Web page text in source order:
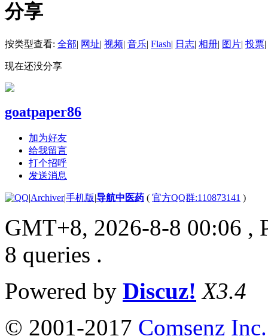
分享
按类型查看: 全部| 网址| 视频| 音乐| Flash| 日志| 相册| 图片| 投票|
现在还没分享
goatpaper86
加为好友
给我留言
打个招呼
发送消息
|Archiver|手机版|导航中医药 ( 官方QQ群:110873141 )
GMT+8, 2026-8-8 00:06 ,
8 queries .
Powered by Discuz! X3.4
© 2001-2017 Comsenz Inc.